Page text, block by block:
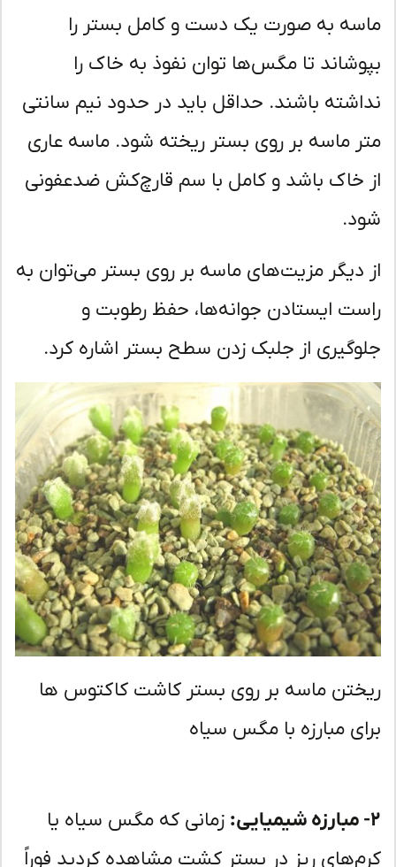
به صورت یک دست و کامل بستر را
تا مگس‌ها توان نفوذ به خاک را
باشند. حداقل باید در حدود نیم سانتی
ماسه بر روی بستر ریخته شود. ماسه عاری
خاک باشد و کامل با سم قارچ‌کش ضدعفونی
دیگر مزیت‌های ماسه بر روی بستر می‌توان به
ایستادن جوانه‌ها، حفظ رطوبت و
از جلبک زدن سطح بستر اشاره کرد.
ماسه بر روی بستر کاشت کاکتوس ها
مبارزه با مگس سیاه
زمانی که مگس سیاه یا
ریز در بستر کشت مشاهده کردید فوراً